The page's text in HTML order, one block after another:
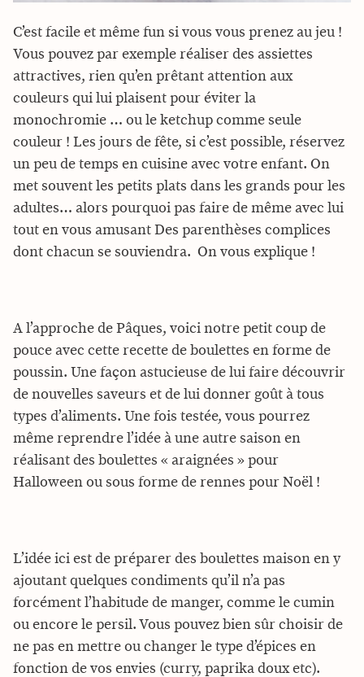
C’est facile et même fun si vous vous prenez au jeu !
Vous pouvez par exemple réaliser des assiettes
attractives, rien qu’en prêtant attention aux
couleurs qui lui plaisent pour éviter la
monochromie … ou le ketchup comme seule
couleur ! Les jours de fête, si c’est possible, réservez
un peu de temps en cuisine avec votre enfant. On
met souvent les petits plats dans les grands pour les
adultes… alors pourquoi pas faire de même avec lui
tout en vous amusant Des parenthèses complices
dont chacun se souviendra. On vous explique !
A l’approche de Pâques, voici notre petit coup de
pouce avec cette recette de boulettes en forme de
poussin. Une façon astucieuse de lui faire découvrir
de nouvelles saveurs et de lui donner goût à tous
types d’aliments. Une fois testée, vous pourrez
même reprendre l’idée à une autre saison en
réalisant des boulettes « araignées » pour
Halloween ou sous forme de rennes pour Noël !
L’idée ici est de préparer des boulettes maison en y
ajoutant quelques condiments qu’il n’a pas
forcément l’habitude de manger, comme le cumin
ou encore le persil. Vous pouvez bien sûr choisir de
ne pas en mettre ou changer le type d’épices en
fonction de vos envies (curry, paprika doux etc).